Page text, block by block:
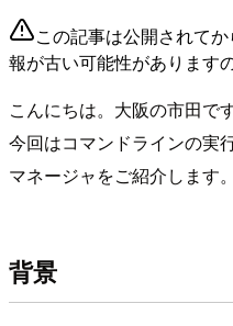
この記事は公開されて
報が古い可能性があります
こんにちは。大阪の市田です
今回はコマンドラインの実
マネージャをご紹介します。
背景